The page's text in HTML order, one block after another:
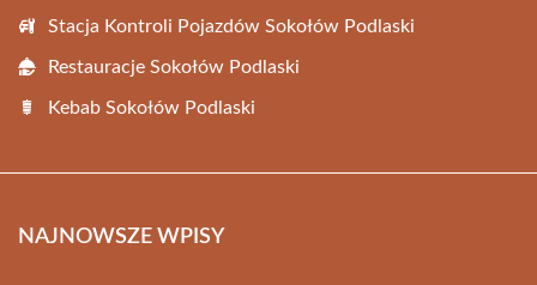
Stacja Kontroli Pojazdów Sokołów Podlaski
Restauracje Sokołów Podlaski
Kebab Sokołów Podlaski
NAJNOWSZE WPISY